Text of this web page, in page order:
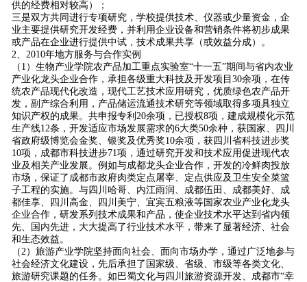
供的经费相对较高）；
三是双方共同进行专项研究，学校提供技术、仪器或少量资金，企
业主要提供研究开发经费，并利用企业设备和营销条件将初步成果
或产品在企业进行提供中试，技术成果共享（或效益分成）。
2、2010年地方服务与合作实例
（1）生物产业学院农产品加工重点实验室“十一五”期间与省内农业
产业化龙头企业合作，承担各级重大科技及开发项目30余项，在传
统农产品现代化改造，现代工艺技术应用研究，优质绿色农产品开
发，副产综合利用，产品储运流通技术研究等领域取得多项具独立
知识产权的成果。共申报专利20余项，已授权8项，建成规模化示范
生产线12条，开发适应市场发展需求的6大类50余种，获国家、四川
省政府级博览会金奖、银奖及优秀奖10余项，获四川省科技进步奖
10项，成都市科技进步71项，通过研究开发和技术应用促进现代农
业及相关产业发展。例如与成都龙头企业合作，开发的冷鲜肉投放
市场，保证了成都市政府肉类定点屠宰、定点供应及卫生安全菜篮
子工程的实施。与四川哈哥、内江雨润、成都伍田、成都美好、成
都佳享、四川高金、四川美宁、宜宾五粮液等国家农业产业化龙头
企业合作，研发系列技术成果和产品，使企业技术水平达到省内领
先、国内先进，大大提高了行业技术水平，带来了显著经济、社会
和生态效益。
（2）旅游产业学院坚持面向社会、面向市场办学，通过广泛地参与
社会经济文化建设，先后承担了国家级、省级、市级等各类文化、
旅游研究课题的任务。如巴蜀文化与四川旅游资源开发、成都市“幸